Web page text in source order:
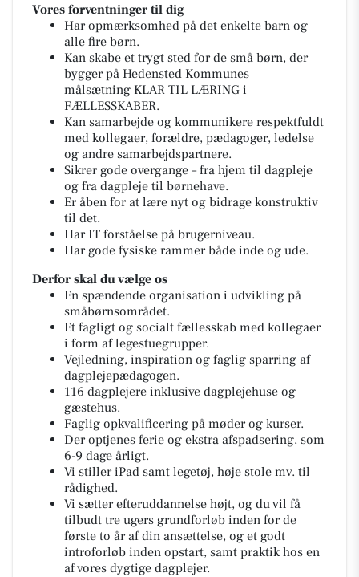
Vores forventninger til dig
Har opmærksomhed på det enkelte barn og
alle fire børn.
Kan skabe et trygt sted for de små børn, der
bygger på Hedensted Kommunes
målsætning KLAR TIL LÆRING i
FÆLLESSKABER.
Kan samarbejde og kommunikere respektfuldt
med kollegaer, forældre, pædagoger, ledelse
og andre samarbejdspartnere.
Sikrer gode overgange – fra hjem til dagpleje
og fra dagpleje til børnehave.
Er åben for at lære nyt og bidrage konstruktiv
til det.
Har IT forståelse på brugerniveau.
Har gode fysiske rammer både inde og ude.
Derfor skal du vælge os
En spændende organisation i udvikling på
småbørnsområdet.
Et fagligt og socialt fællesskab med kollegaer
i form af legestuegrupper.
Vejledning, inspiration og faglig sparring af
dagplejepædagogen.
116 dagplejere inklusive dagplejehuse og
gæstehus.
Faglig opkvalificering på møder og kurser.
Der optjenes ferie og ekstra afspadsering, som
6-9 dage årligt.
Vi stiller iPad samt legetøj, høje stole mv. til
rådighed.
Vi sætter efteruddannelse højt, og du vil få
tilbudt tre ugers grundforløb inden for de
første to år af din ansættelse, og et godt
introforløb inden opstart, samt praktik hos en
af vores dygtige dagplejer.